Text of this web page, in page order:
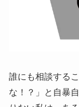
誰にも相談する
な！？」と自暴